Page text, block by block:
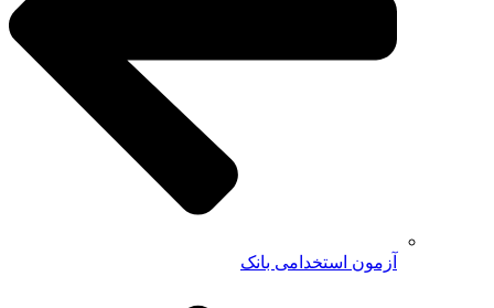
آزمون استخدامی بانک